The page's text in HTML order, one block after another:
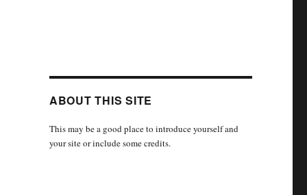
ABOUT THIS SITE
This may be a good place to introduce yourself and
your site or include some credits.